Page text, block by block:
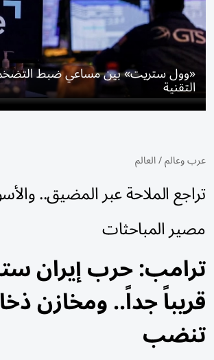
«وول ستريت» بين مساعي ضبط
التقنية
عرب وعالم/العالم
تراجع الملاحة عبر المضيق..
مصير المباحثات
ترامب: حرب إيران
قريباً جداً.. ومخازن
تنضب